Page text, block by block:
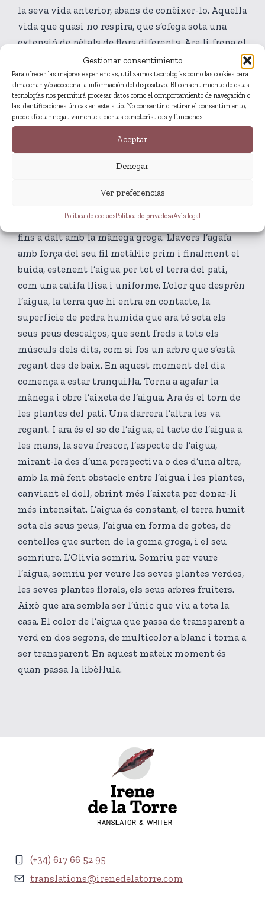
Gestionar consentimiento
Para ofrecer las mejores experiencias, utilizamos tecnologías como las cookies para
almacenar y/o acceder a la información del dispositivo. El consentimiento de estas
tecnologías nos permitirá procesar datos como el comportamiento de navegación o
las identificaciones únicas en este sitio. No consentir o retirar el consentimiento,
puede afectar negativamente a ciertas características y funciones.
Aceptar
Denegar
Ver preferencias
Política de cookiesPolítica de privadesaAvís legal
la seva vida anterior, abans de conèixer-lo. Aquella
vida que quasi no respira, que s’ofega sota una
extensió de pètals de flors diferents. Ara li frena el
dolor del genoll esquerre, aquell tremolor subtil i
ocult entre els seus cartílags. L’Olivia està
cansada.
Poc després del so de la porta, la seva cara ja té una
altra forma, va adquirint un altre color. Es treu les
sabates, comença a caminar pensativa fins que
arriba al jardí del pati. Obre la vidriera lentament,
el so que fa la porta en empènyer-se, el centelleig
moviments, primer el cub blau, que omple d’aigua
fins a dalt amb la mànega groga. Llavors l’agafa
amb força del seu fil metàl·lic prim i finalment el
buida, estenent l’aigua per tot el terra del pati,
com una catifa llisa i uniforme. L’olor que desprèn
l’aigua, la terra que hi entra en contacte, la
superfície de pedra humida que ara té sota els
seus peus descalços, que sent freds a tots els
músculs dels dits, com si fos un arbre que s’està
regant des de baix. En aquest moment del dia
comença a estar tranquil·la. Torna a agafar la
mànega i obre l’aixeta de l’aigua. Ara és el torn de
les plantes del pati. Una darrera l’altra les va
regant. I ara és el so de l’aigua, el tacte de l’aigua a
les mans, la seva frescor, l’aspecte de l’aigua,
mirant-la des d’una perspectiva o des d’una altra,
amb la mà fent obstacle entre l’aigua i les plantes,
canviant el doll, obrint més l’aixeta per donar-li
més intensitat. L’aigua és constant, el terra humit
sota els seus peus, l’aigua en forma de gotes, de
centelles que surten de la goma groga, i el seu
somriure. L’Olivia somriu. Somriu per veure
l’aigua, somriu per veure les seves plantes verdes,
les seves plantes florals, els seus arbres fruiters.
Això que ara sembla ser l’únic que viu a tota la
casa. El color de l’aigua que passa de transparent a
verd en dos segons, de multicolor a blanc i torna a
ser transparent. En aquest mateix moment és
quan passa la libèl·lula.
(+34) 617 66 52 95
translations@irenedelatorre.com